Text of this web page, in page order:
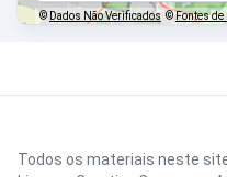
© Dados Não Verificados ©Fontes de
Todos os materiais neste